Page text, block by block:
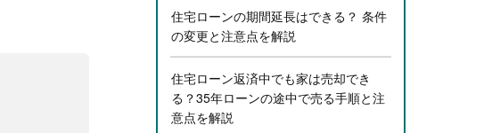
住宅ローンの期間延長はできる？ 条件
の変更と注意点を解説
住宅ローン返済中でも家は売却でき
る？35年ローンの途中で売る手順と注
意点を解説